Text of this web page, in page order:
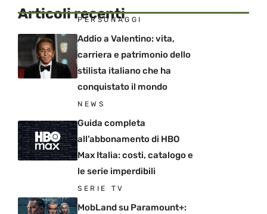
Articoli recenti
PERSONAGGI
Addio a Valentino: vita,
carriera e patrimonio dello
stilista italiano che ha
conquistato il mondo
NEWS
Guida completa
all’abbonamento di HBO
Max Italia: costi, catalogo e
le serie imperdibili
SERIE TV
MobLand su Paramount+: